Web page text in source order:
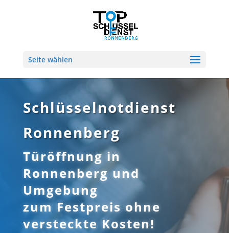
Seite wählen
Schlüsselnotdienst
Ronnenberg
Türöffnung in
Ronnenberg und
Umgebung
zum Festpreis ohne
versteckte Kosten!